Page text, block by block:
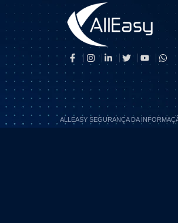
ALLEASY SEGURANÇA DA